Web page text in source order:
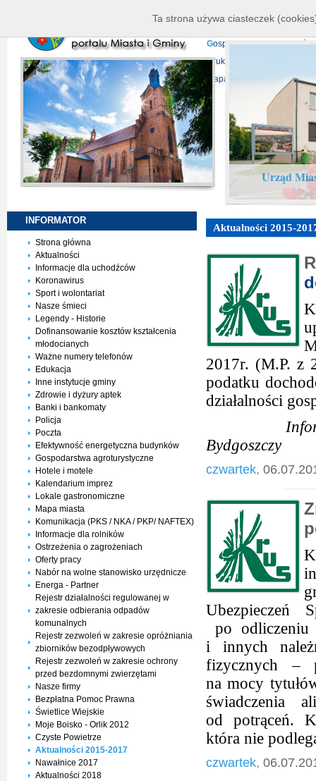
P
rojekty europejskie
Gospodarka
D ruki do pobrania
Mapa serwisu
Urząd
INFORMATOR
Strona główna
Aktualności
Informacje dla uchodźców
Koronawirus
Sport i wolontariat
Nasze śmieci
Legendy - Historie
Dofinansowanie kosztów kształcenia
młodocianych
Ważne numery telefonów
Edukacja
Inne instytucje gminy
Zdrowie i dyżury aptek
Banki i bankomaty
Policja
Poczta
Efektywność energetyczna budynków
Gospodarstwa agroturystyczne
Hotele i motele
Kalendarium imprez
Lokale gastronomiczne
Mapa miasta
Komunikacja (PKS / NKA / PKP/ NAFTEX)
Informacje dla rolników
Ostrzeżenia o zagrożeniach
Oferty pracy
Nabór na wolne stanowisko urzędnicze
Energa - Partner
Rejestr działalności regulowanej w
zakresie odbierania odpadów
komunalnych
Rejestr zezwoleń w zakresie opróżniania
zbiorników bezodpływowych
Rejestr zezwoleń w zakresie ochrony
przed bezdomnymi zwierzętami
Nasze firmy
Bezpłatna Pomoc Prawna
Świetlice Wiejskie
Moje Boisko - Orlik 2012
Czyste Powietrze
Aktualności 2015-2017
Nawałnice 2017
Aktualności 2018
Aktualności 2015-
2017r. (M.P. z
podatku
działalności
Informacja
Bydgoszczy
czwartek,
Ubezpieczeń
po odliczeniu
i innych
fizycznych –
na mocy
świadczenia
od potrąceń.
która nie
czwartek,
Ta strona używa ciasteczek